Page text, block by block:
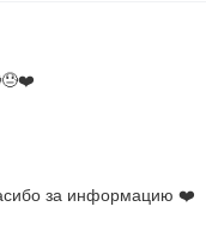
за информацию ❤️